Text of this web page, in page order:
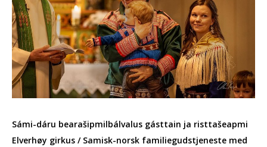
Sámi-dáru bearašipmilbálvalus gásttain ja risttašeapmi
Elverhøy girkus / Samisk-norsk familiegudstjeneste med